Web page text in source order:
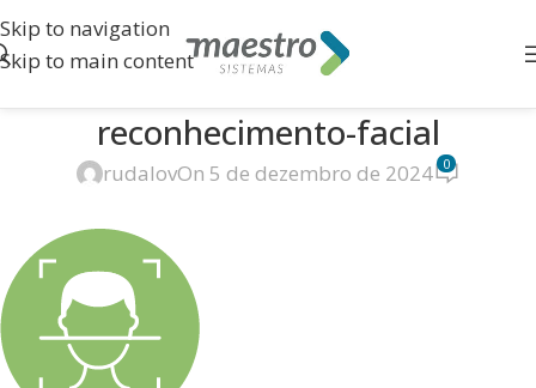
Skip to navigation
Skip to main content
reconhecimento-facial
rudalovOn 5 de dezembro de 2024 0